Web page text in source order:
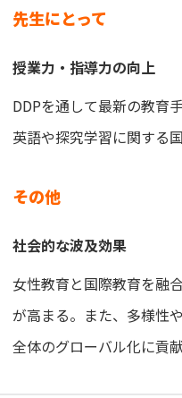
先生にとって
授業力・指導力の向上
DDPを通して最新の教育
英語や探究学習に関する
その他
社会的な波及効果
女性教育と国際教育を融
が高まる。また、多様性
全体のグローバル化に貢献